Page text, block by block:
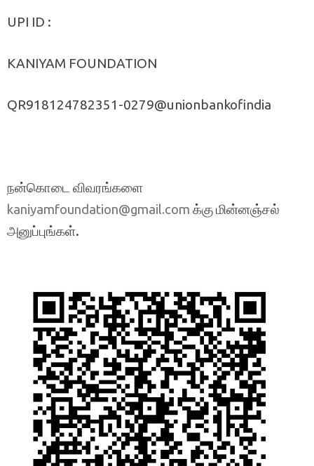
UPI ID :
KANIYAM FOUNDATION
QR918124782351-0279@unionbankofindia
நன்கொடை விவரங்களை
kaniyamfoundation@gmail.com க்கு மின்னஞ்சல்
அனுப்புங்கள்.